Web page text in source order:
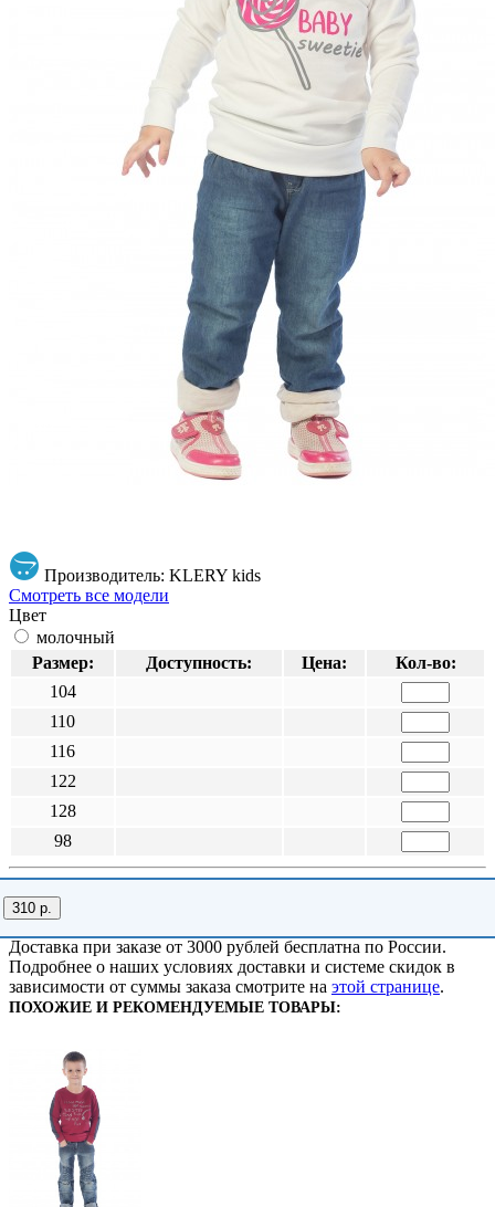
Производитель: KLERY kids
Смотреть все модели
Цвет
молочный
Размер:
Доступность: Цена:
Кол-во:
104
110
116
122
128
98
310 р.
Доставка при заказе от 3000 рублей бесплатна по России.
Подробнее о наших условиях доставки и системе скидок в
зависимости от суммы заказа смотрите на этой странице.
ПОХОЖИЕ И РЕКОМЕНДУЕМЫЕ ТОВАРЫ: